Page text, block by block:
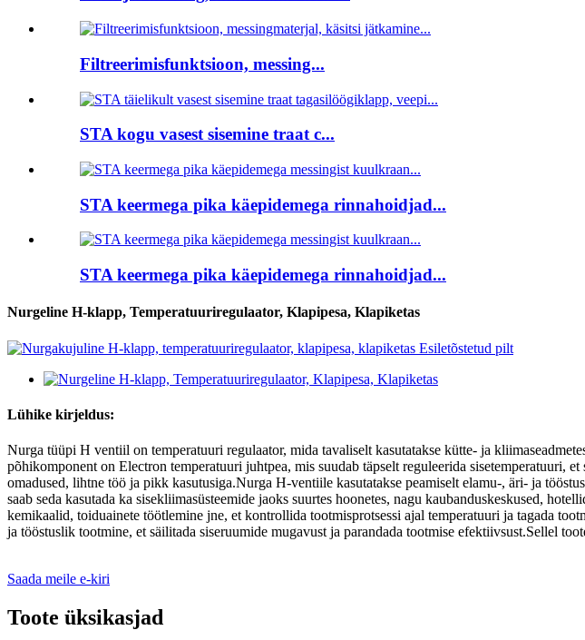
Filtreerimisfunktsioon, messing...
STA kogu vasest sisemine traat c...
STA keermega pika käepidemega rinnahoidjad...
STA keermega pika käepidemega rinnahoidjad...
Nurgeline H-klapp, Temperatuuriregulaator, Klapipesa, Klapiketas
Lühike kirjeldus:
Nurga tüüpi H ventiil on temperatuuri regulaator, mida tavaliselt kasutatakse kütte- ja
põhikomponent on Electron temperatuuri juhtpea, mis suudab täpselt reguleerida sisetemperatuuri,
omadused, lihtne töö ja pikk kasutusiga.Nurga H-ventiile kasutatakse peamiselt elamu-, äri- ja
saab seda kasutada ka sisekliimasüsteemide jaoks suurtes hoonetes, nagu kaubanduskeskused,
kemikaalid, toiduainete töötlemine jne, et kontrollida tootmisprotsessi ajal temperatuuri ja tagada
ja tööstuslik tootmine, et säilitada siseruumide mugavust ja parandada tootmise efektiivsust.Sellel
Saada meile e-kiri
Toote üksikasjad